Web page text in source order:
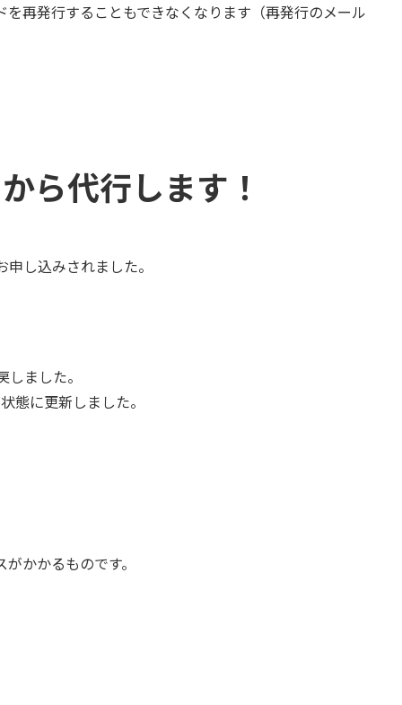
再発行することもできなくなります（再発行のメール
ら代行します！
し込みされました。
ました。
態に更新しました。
かかるものです。